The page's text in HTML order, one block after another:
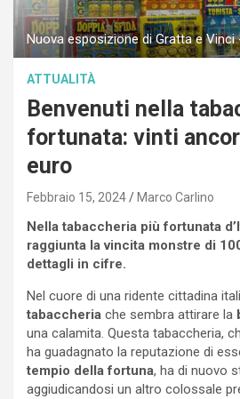
Nuova esposizione di Gratta e Vinci
ATTUALITÀ
Benvenuti nella
fortunata: vinti
euro
Febbraio 15, 2024 Marco Carlino
Nella tabaccheria più fortunata
raggiunta la vincita monstre di
dettagli in cifre.
Nel cuore di una ridente cittadina
tabaccheria che sembra attirare la
una calamita. Questa tabaccheria,
ha guadagnato la reputazione di
tempio della fortuna, ha di nuovo
aggiudicandosi un altro colossale